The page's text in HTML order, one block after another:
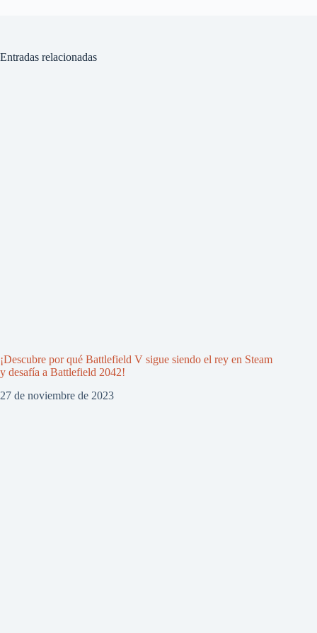
Entradas relacionadas
¡Descubre por qué Battlefield V sigue siendo el rey en Steam
y desafía a Battlefield 2042!
27 de noviembre de 2023